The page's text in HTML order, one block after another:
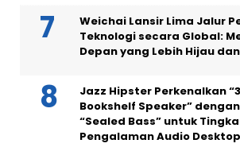
Weichai Lansir Lima Jalur
Teknologi secara Global:
Depan yang Lebih Hijau
Jazz Hipster Perkenalkan
Bookshelf Speaker”
“Sealed Bass” untuk
Pengalaman Audio Desktop